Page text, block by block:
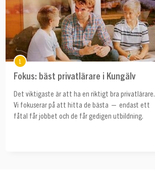
1
Fokus: bäst privatlärare i Kungälv
Det viktigaste är att ha en riktigt bra privatlärare.
Vi fokuserar på att hitta de bästa — endast ett
fåtal får jobbet och de får gedigen utbildning.